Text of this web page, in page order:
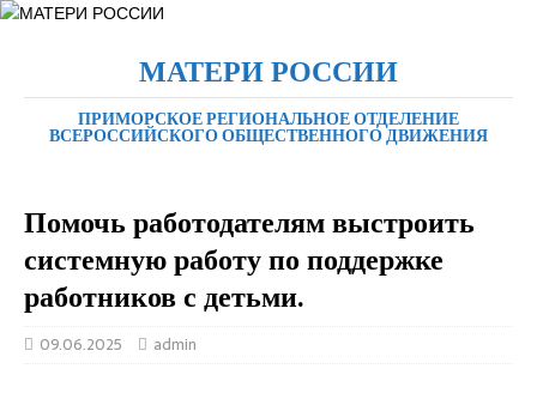
МАТЕРИ РОССИИ
ПРИМОРСКОЕ РЕГИОНАЛЬНОЕ ОТДЕЛЕНИЕ
ВСЕРОССИЙСКОГО ОБЩЕСТВЕННОГО ДВИЖЕНИЯ
Помочь работодателям выстроить
системную работу по поддержке
работников с детьми.
09.06.2025 admin